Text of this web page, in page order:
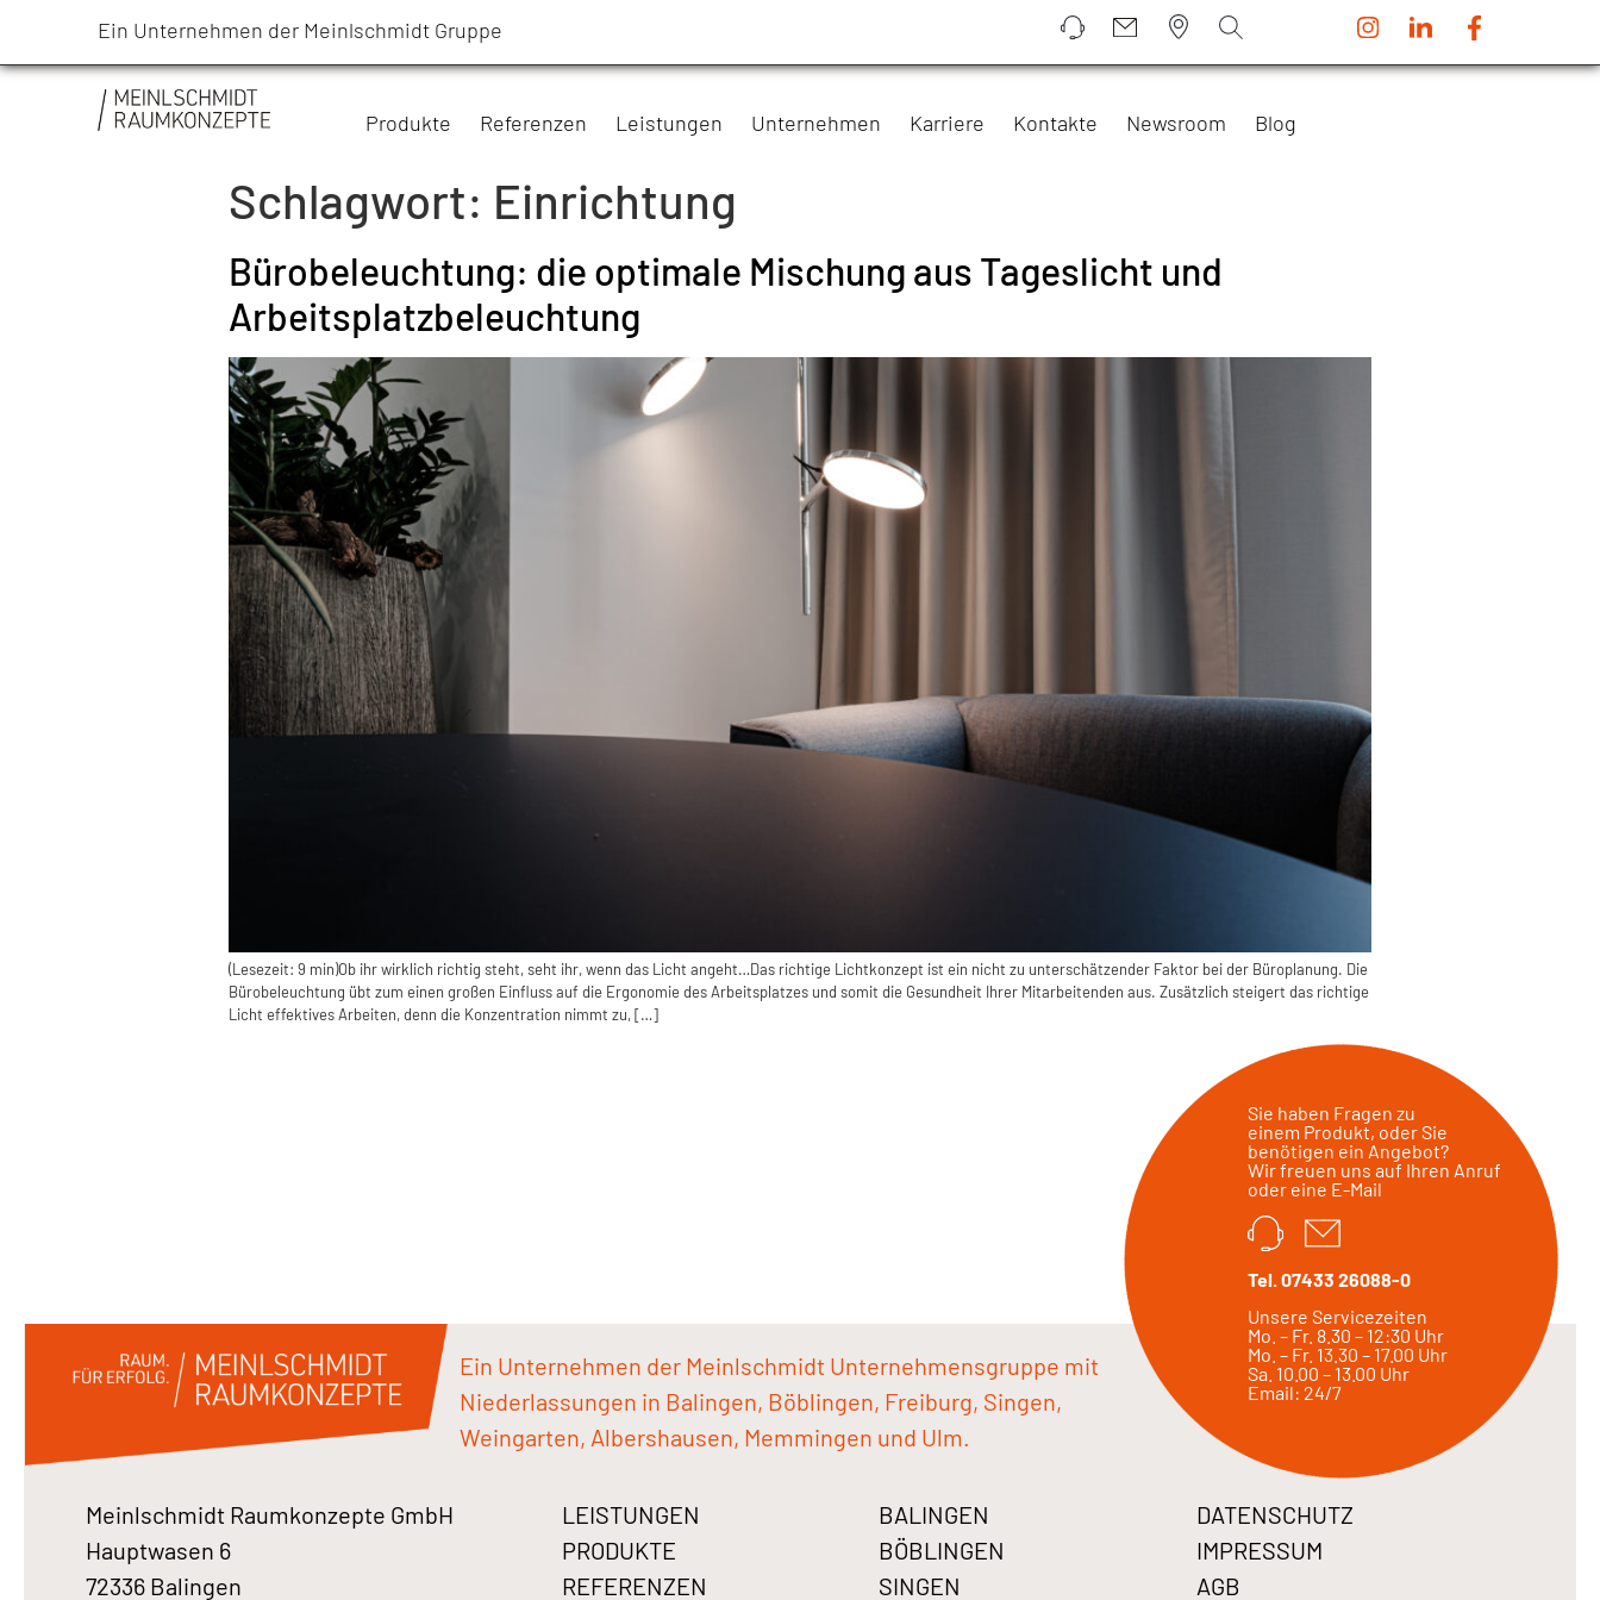
Ein Unternehmen der Meinlschmidt Gruppe
Produkte Referenzen Leistungen Unternehmen Karriere Kontakte Newsroom Blog
Schlagwort: Einrichtung
Bürobeleuchtung: die optimale Mischung aus Tageslicht und
Arbeitsplatzbeleuchtung
(Lesezeit: 9 min)Ob ihr wirklich richtig steht, seht ihr, wenn das Licht angeht…Das richtige Lichtkonzept ist ein nicht zu unterschätzender Faktor bei der Büroplanung. Die
Bürobeleuchtung übt zum einen großen Einfluss auf die Ergonomie des Arbeitsplatzes und somit die Gesundheit Ihrer Mitarbeitenden aus. Zusätzlich steigert das richtige
Licht effektives Arbeiten, denn die Konzentration nimmt zu, […]
Sie haben Fragen zu
einem Produkt, oder Sie
benötigen ein Angebot?
Wir freuen uns auf Ihren Anruf
oder eine E-Mail
Tel. 07433 26088-0
Unsere Servicezeiten
Mo. – Fr. 8.30 – 12:30 Uhr
Mo. – Fr. 13.30 – 17.00 Uhr
Sa. 10.00 – 13.00 Uhr
Email: 24/7
Ein Unternehmen der Meinlschmidt Unternehmensgruppe mit
Niederlassungen in Balingen, Böblingen, Freiburg, Singen,
Weingarten, Albershausen, Memmingen und Ulm.
Meinlschmidt Raumkonzepte GmbH
Hauptwasen 6
72336 Balingen
LEISTUNGEN
PRODUKTE
REFERENZEN
BALINGEN
BÖBLINGEN
SINGEN
DATENSCHUTZ
IMPRESSUM
AGB